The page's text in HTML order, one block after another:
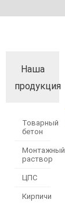
Наша
продукция
Товарный
бетон
Монтажный
раствор
ЦПС
Кирпичи